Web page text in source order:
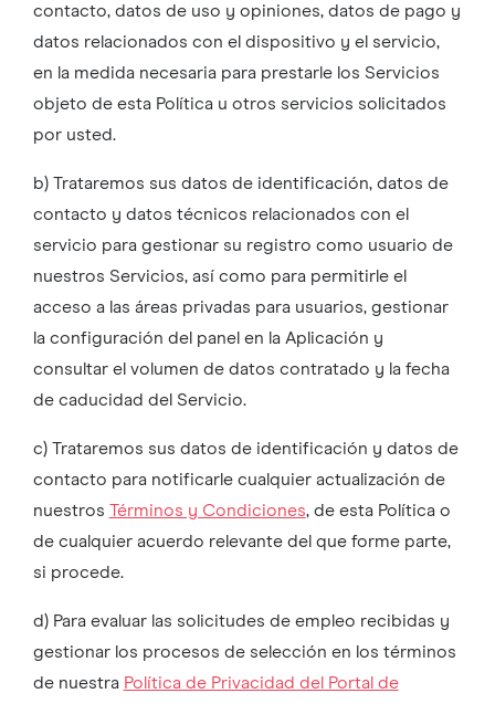
contacto, datos de uso y opiniones, datos de pago y
datos relacionados con el dispositivo y el servicio,
en la medida necesaria para prestarle los Servicios
objeto de esta Política u otros servicios solicitados
por usted.
b) Trataremos sus datos de identificación, datos de
contacto y datos técnicos relacionados con el
servicio para gestionar su registro como usuario de
nuestros Servicios, así como para permitirle el
acceso a las áreas privadas para usuarios, gestionar
la configuración del panel en la Aplicación y
consultar el volumen de datos contratado y la fecha
de caducidad del Servicio.
c) Trataremos sus datos de identificación y datos de
contacto para notificarle cualquier actualización de
nuestros Términos y Condiciones, de esta Política o
de cualquier acuerdo relevante del que forme parte,
si procede.
d) Para evaluar las solicitudes de empleo recibidas y
gestionar los procesos de selección en los términos
de nuestra Política de Privacidad del Portal de